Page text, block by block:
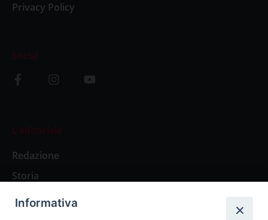
Privacy Policy
Social
L’editoriale
Redazione
Storia
Informativa